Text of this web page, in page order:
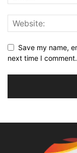
Save my name,
next time I comment.